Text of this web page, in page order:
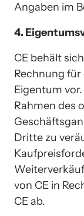
Angaben im
4.
CE behält
Rechnung
Eigentum
Rahmen des
Dritte zu
von CE in
CE ab.